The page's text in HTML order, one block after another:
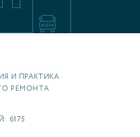
И ПРАКТИКА
РЕМОНТА
6175